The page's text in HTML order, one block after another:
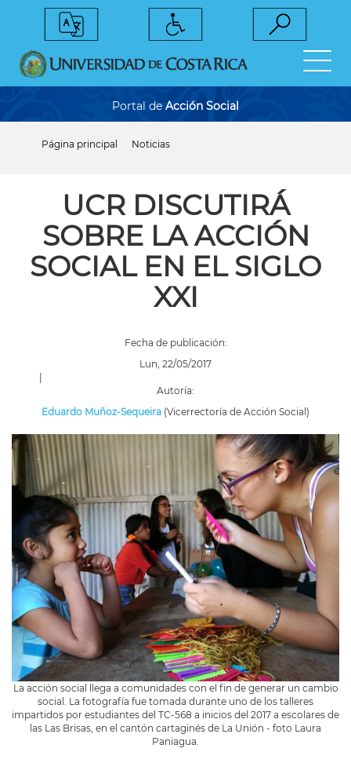
Portal de Acción Social
navegación
Página principal Noticias
UCR DISCUTIRÁ
SOBRE LA ACCIÓN
SOCIAL EN EL SIGLO
XXI
Fecha de publicación:
Lun, 22/05/2017
|
Autoría:
Eduardo Muñoz-Sequeira (Vicerrectoría de Acción Social)
La acción social llega a comunidades con el fin de generar un cambio
social. La fotografía fue tomada durante uno de los talleres
impartidos por estudiantes del TC-568 a inicios del 2017 a escolares de
las Las Brisas, en el cantón cartaginés de La Unión - foto Laura
Paniagua.